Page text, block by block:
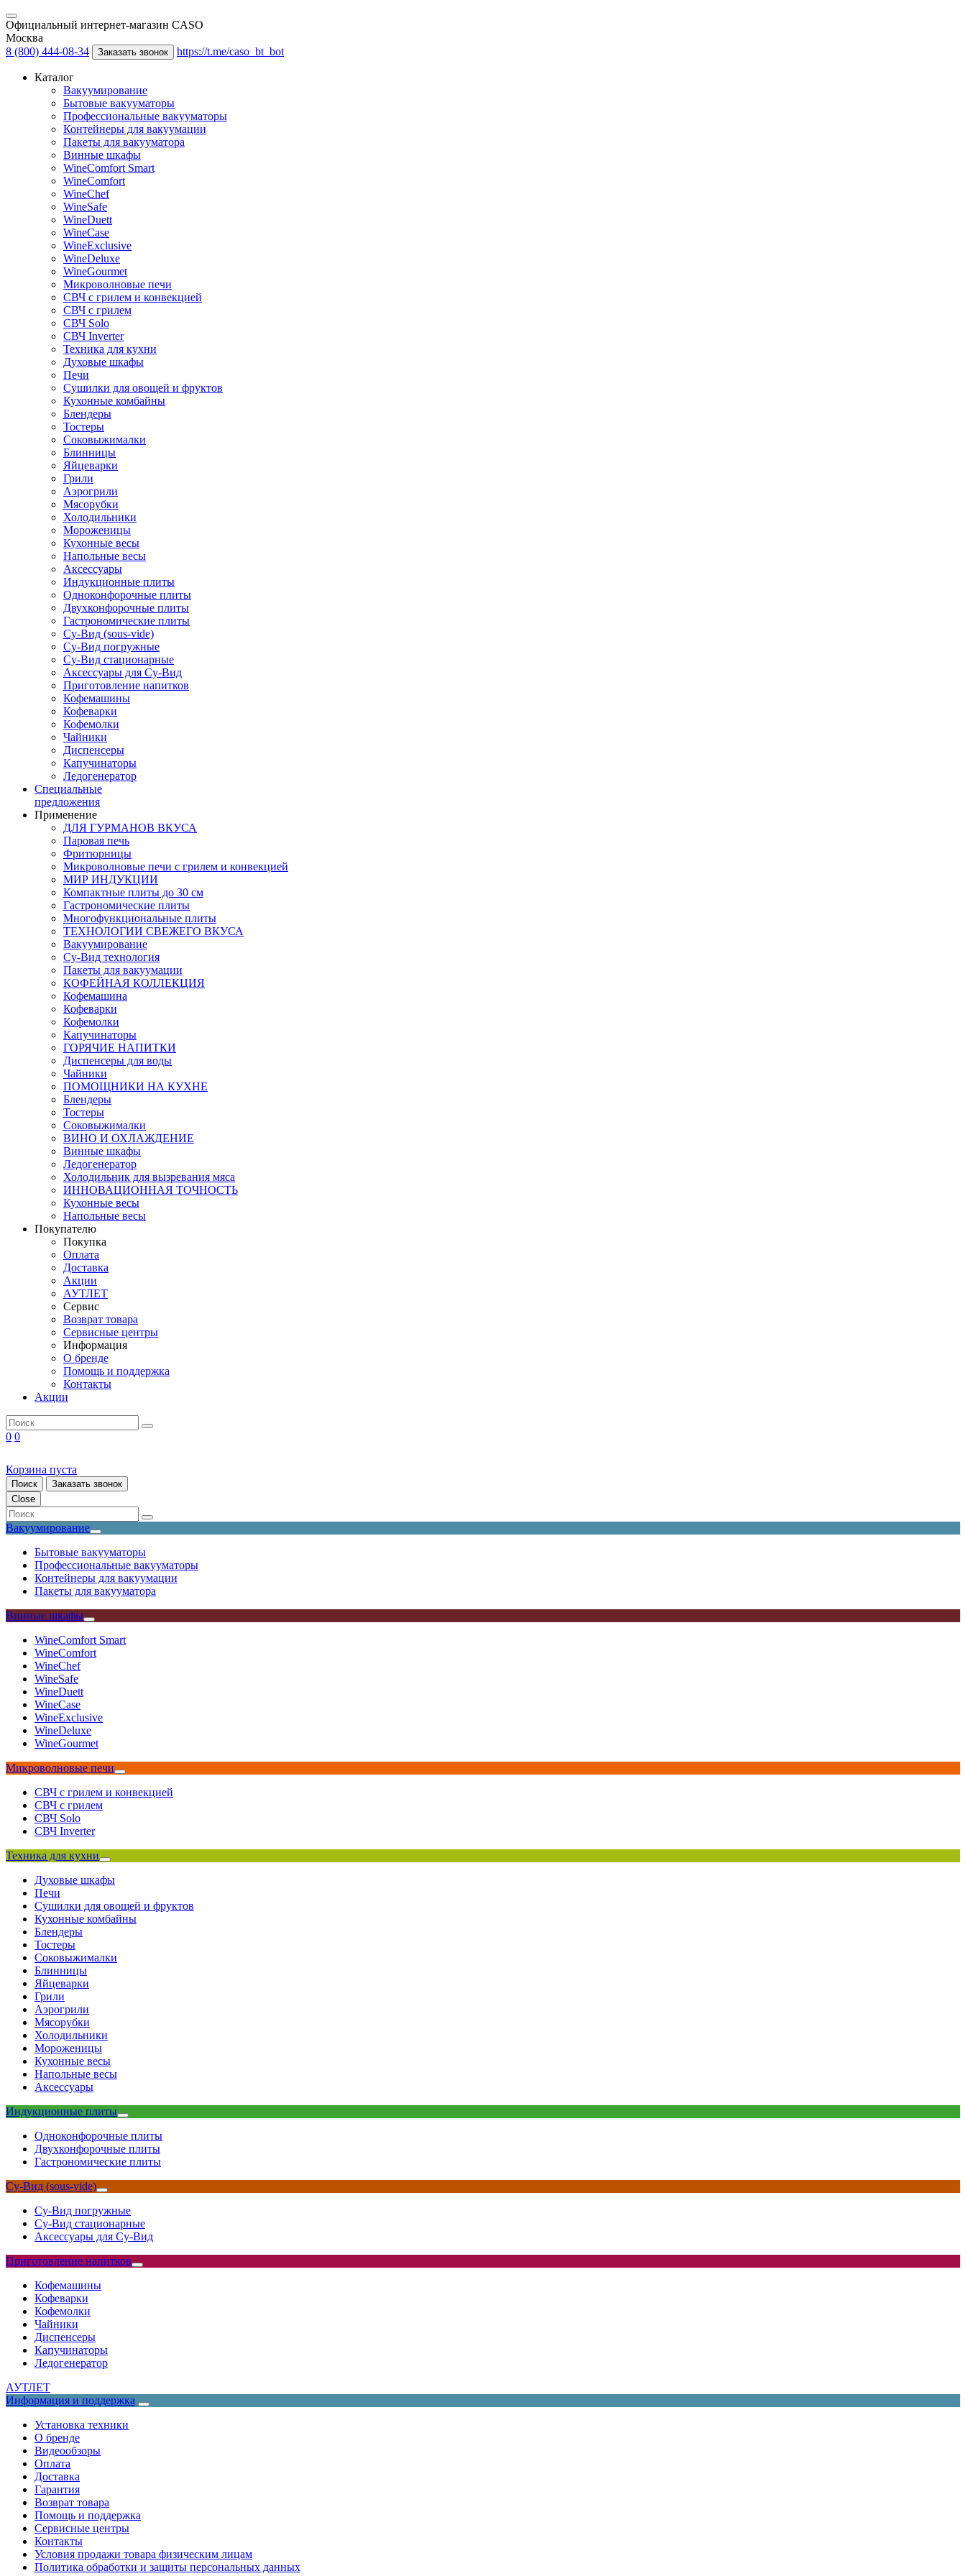
Официальный интернет-магазин CASO
Москва
8 (800) 444-08-34
Заказать звонок https://t.me/caso_bt_bot
Каталог
Вакуумирование
Бытовые вакууматоры
Профессиональные вакууматоры
Контейнеры для вакуумации
Пакеты для вакууматора
Винные шкафы
WineComfort Smart
WineComfort
WineChef
WineSafe
WineDuett
WineCase
WineExclusive
WineDeluxe
WineGourmet
Микроволновые печи
СВЧ с грилем и конвекцией
СВЧ с грилем
СВЧ Solo
СВЧ Inverter
Техника для кухни
Духовые шкафы
Печи
Сушилки для овощей и фруктов
Кухонные комбайны
Блендеры
Тостеры
Соковыжималки
Блинницы
Яйцеварки
Грили
Аэрогрили
Мясорубки
Холодильники
Мороженицы
Кухонные весы
Напольные весы
Аксессуары
Индукционные плиты
Одноконфорочные плиты
Двухконфорочные плиты
Гастрономические плиты
Су-Вид (sous-vide)
Су-Вид погружные
Су-Вид стационарные
Аксессуары для Су-Вид
Приготовление напитков
Кофемашины
Кофеварки
Кофемолки
Чайники
Диспенсеры
Капучинаторы
Ледогенератор
Специальные
предложения
Применение
ДЛЯ ГУРМАНОВ ВКУСА
Паровая печь
Фритюрницы
Микроволновые печи с грилем и конвекцией
МИР ИНДУКЦИИ
Компактные плиты до 30 см
Гастрономические плиты
Многофункциональные плиты
ТЕХНОЛОГИИ СВЕЖЕГО ВКУСА
Вакуумирование
Су-Вид технология
Пакеты для вакуумации
КОФЕЙНАЯ КОЛЛЕКЦИЯ
Кофемашина
Кофеварки
Кофемолки
Капучинаторы
ГОРЯЧИЕ НАПИТКИ
Диспенсеры для воды
Чайники
ПОМОЩНИКИ НА КУХНЕ
Блендеры
Тостеры
Соковыжималки
ВИНО И ОХЛАЖДЕНИЕ
Винные шкафы
Ледогенератор
Холодильник для вызревания мяса
ИННОВАЦИОННАЯ ТОЧНОСТЬ
Кухонные весы
Напольные весы
Покупателю
Покупка
Оплата
Доставка
Акции
АУТЛЕТ
Сервис
Возврат товара
Сервисные центры
Информация
О бренде
Помощь и поддержка
Контакты
Акции
0 0
Корзина пуста
Поиск
Заказать звонок
Close
Вакуумирование
Бытовые вакууматоры
Профессиональные вакууматоры
Контейнеры для вакуумации
Пакеты для вакууматора
Винные шкафы
WineComfort Smart
WineComfort
WineChef
WineSafe
WineDuett
WineCase
WineExclusive
WineDeluxe
WineGourmet
Микроволновые печи
СВЧ с грилем и конвекцией
СВЧ с грилем
СВЧ Solo
СВЧ Inverter
Техника для кухни
Духовые шкафы
Печи
Сушилки для овощей и фруктов
Кухонные комбайны
Блендеры
Тостеры
Соковыжималки
Блинницы
Яйцеварки
Грили
Аэрогрили
Мясорубки
Холодильники
Мороженицы
Кухонные весы
Напольные весы
Аксессуары
Индукционные плиты
Одноконфорочные плиты
Двухконфорочные плиты
Гастрономические плиты
Су-Вид (sous-vide)
Су-Вид погружные
Су-Вид стационарные
Аксессуары для Су-Вид
Приготовление напитков
Кофемашины
Кофеварки
Кофемолки
Чайники
Диспенсеры
Капучинаторы
Ледогенератор
АУТЛЕТ
Информация и поддержка
Установка техники
О бренде
Видеообзоры
Оплата
Доставка
Гарантия
Возврат товара
Помощь и поддержка
Сервисные центры
Контакты
Условия продажи товара физическим лицам
Политика обработки и защиты персональных данных